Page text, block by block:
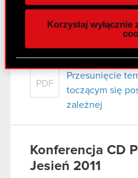
naszej witrynie.
z naszej witryny,
Partnerzy mogą
danymi otrzymanymi od
podczas korzystania z
korzystanie z naszej
Korzystaj wyłącznie
Raport bieżący nr
PDF
Przesunięcie
toczącym się
zależnej
Konferencja CD
Jesień 2011